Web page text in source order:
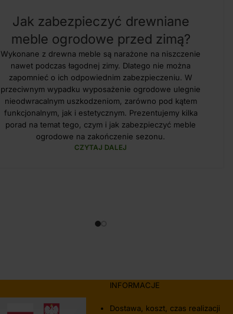
Jak zabezpieczyć drewniane
meble ogrodowe przed zimą?
Wykonane z drewna meble są narażone na niszczenie
nawet podczas łagodnej zimy. Dlatego nie można
zapomnieć o ich odpowiednim zabezpieczeniu. W
przeciwnym wypadku wyposażenie ogrodowe ulegnie
nieodwracalnym uszkodzeniom, zarówno pod kątem
funkcjonalnym, jak i estetycznym. Prezentujemy kilka
porad na temat tego, czym i jak zabezpieczyć meble
ogrodowe na zakończenie sezonu.
CZYTAJ DALEJ
INFORMACJE
Dostawa, koszt, czas realizacji